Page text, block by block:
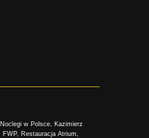
Noclegi w Polsce,
Kazimierz
FWP, Restauracja Atrium